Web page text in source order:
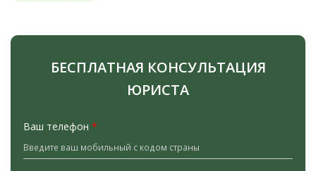
БЕСПЛАТНАЯ КОНСУЛЬТАЦИЯ
ЮРИСТА
Ваш телефон *